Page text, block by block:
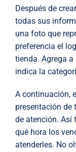
Después de
todas sus
una foto que
preferencia el
tienda. Agrega
indica la
A continuación,
presentación de
de atención. Así
qué hora los
atenderles. No